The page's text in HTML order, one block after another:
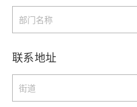
联系地址